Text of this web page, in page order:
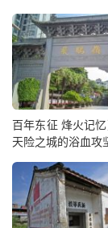
百年东征 烽火记忆
天险之城的浴血攻